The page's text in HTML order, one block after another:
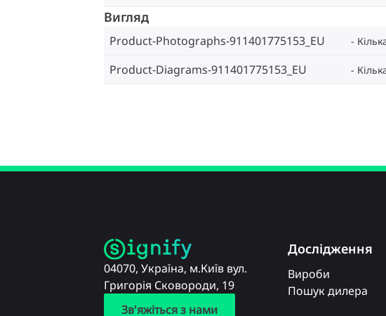
Вигляд
Product-Photographs-911401775153_EU
Product-Diagrams-911401775153_EU
04070, Україна, м.Київ вул.
Григорія Сковороди, 19
Зв'яжіться з нами
Дослідження
Вироби
Пошук дилера